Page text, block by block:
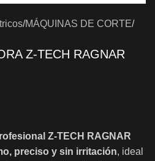
MÁQUINAS DE CORTE
Z-TECH RAGNAR
Z-TECH RAGNAR
preciso y sin irritación, ideal